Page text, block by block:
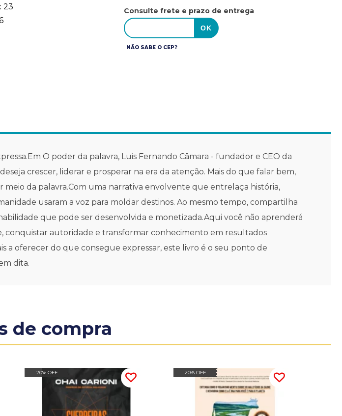
23
Consulte frete e prazo de entrega
NÃO SABE O CEP?
O poder da palavra, Luis Fernando Câmara - fundador e CEO da
crescer, liderar e prosperar na era da atenção. Mais do que falar bem,
da palavra.Com uma narrativa envolvente que entrelaça história,
usaram a voz para moldar destinos. Ao mesmo tempo, compartilha
que pode ser desenvolvida e monetizada.Aqui você não aprenderá
conquistar autoridade e transformar conhecimento em resultados
a oferecer do que consegue expressar, este livro é o seu ponto de
dita.
de compra
20% OFF 20% OFF